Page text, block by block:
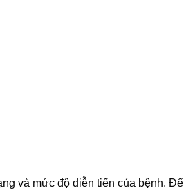
và mức độ diễn tiến của bệnh. Để